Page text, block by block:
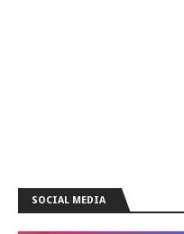
SOCIAL MEDIA